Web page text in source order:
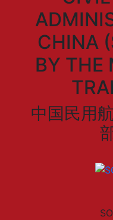
CHINA
BY THE
中国民用